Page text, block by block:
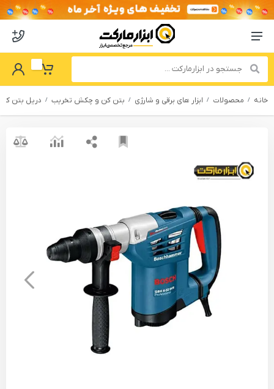
Menu Navigation
My Basket
Password
خانه محصولات ابزار های برقی و شارژی بتن کن و چکش تخریب دریل بتن کن